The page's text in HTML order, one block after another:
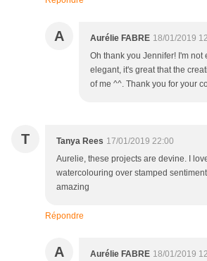
A Aurélie FABRE 18/01/2019
Oh thank you Jennifer! I'm not
elegant, it's great that the
of me ^^. Thank you for your
T Tanya Rees 17/01/2019 22:00
Aurelie, these projects are devine. I
watercolouring over stamped
amazing
Répondre
A Aurélie FABRE 18/01/2019